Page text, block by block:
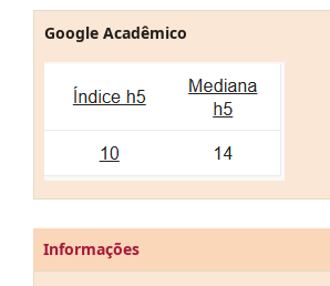
Google Acadêmico
Informações